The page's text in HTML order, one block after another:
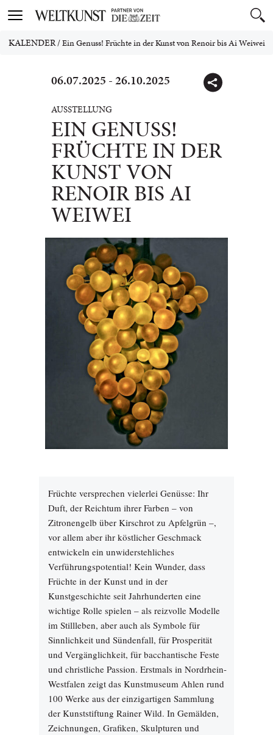
Toggle
KALENDER/Ein Genuss! Früchte in der Kunst von Renoir bis Ai Weiwei
06.07.2025 - 26.10.2025
AUSSTELLUNG
EIN GENUSS!
FRÜCHTE IN DER
KUNST VON
RENOIR BIS AI
WEIWEI
Früchte versprechen vielerlei Genüsse: Ihr
Duft, der Reichtum ihrer Farben – von
Zitronengelb über Kirschrot zu Apfelgrün –,
vor allem aber ihr köstlicher Geschmack
entwickeln ein unwiderstehliches
Verführungspotential! Kein Wunder, dass
Früchte in der Kunst und in der
Kunstgeschichte seit Jahrhunderten eine
wichtige Rolle spielen – als reizvolle Modelle
im Stillleben, aber auch als Symbole für
Sinnlichkeit und Sündenfall, für Prosperität
und Vergänglichkeit, für bacchantische Feste
und christliche Passion. Erstmals in Nordrhein-
Westfalen zeigt das Kunstmuseum Ahlen rund
100 Werke aus der einzigartigen Sammlung
der Kunststiftung Rainer Wild. In Gemälden,
Zeichnungen, Grafiken, Skulpturen und